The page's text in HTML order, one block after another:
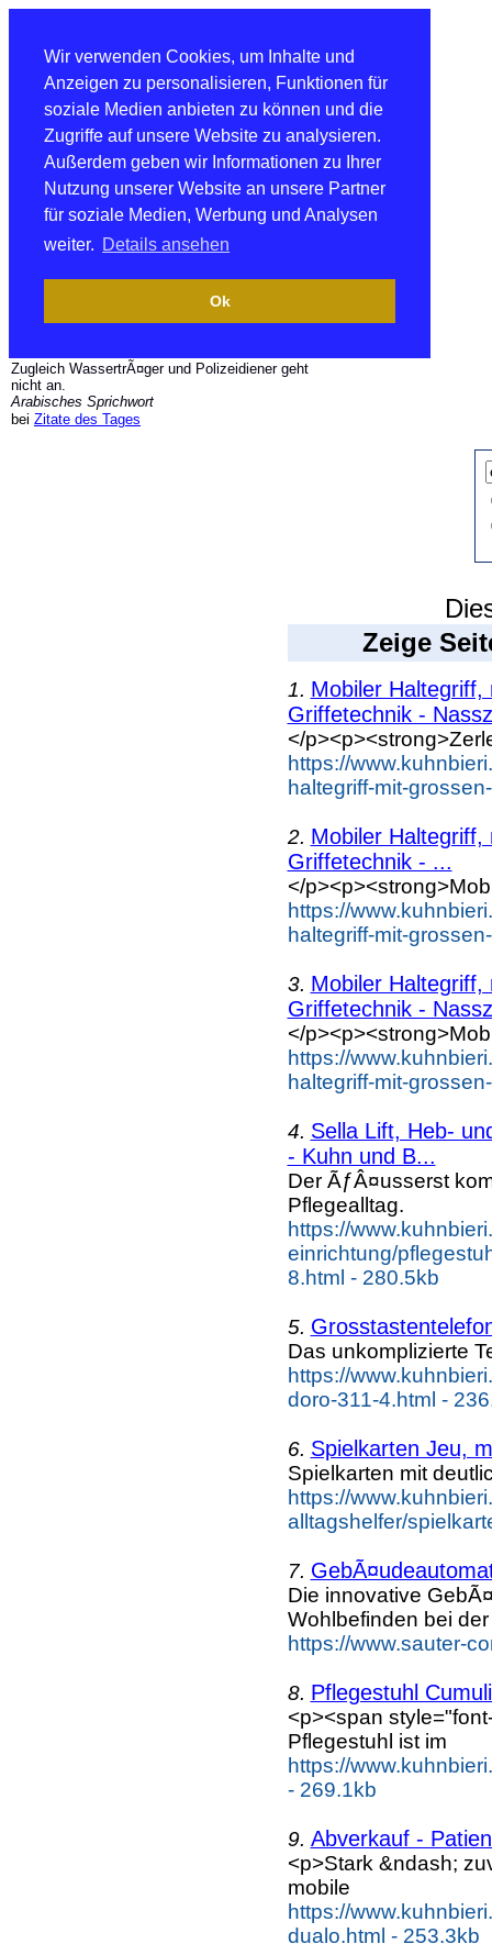
Wir verwenden Cookies, um Inhalte und
Anzeigen zu personalisieren, Funktionen für
soziale Medien anbieten zu können und die
Zugriffe auf unsere Website zu analysieren.
Außerdem geben wir Informationen zu Ihrer
Nutzung unserer Website an unsere Partner
für soziale Medien, Werbung und Analysen
weiter. Details ansehen
Ok
Zugleich WassertrÃ¤ger und Polizeidiener geht
nicht an.
Arabisches Sprichwort
bei Zitate des Tages
Zeige
1. Mobiler
Griffetechnik -
</
https://
haltegriff-mit-
2. Mobiler
Griffetechnik - ...
</
https://
haltegriff-mit-
3. Mobiler
Griffetechnik -
</
https://
haltegriff-mit-
4. Sella Lift, Heb-
- Kuhn und B...
Der ÃƒÂ¤usserst
Pflegealltag.
https://
einrichtung/
8.html - 280.5kb
5.
Das unkomplizierte
https://
doro-311-4.html -
6. Spielkarten Jeu,
Spielkarten mit
https://
alltagshelfer/
7.
Die innovative
Wohlbefinden bei der
https://www.sauter-
8. Pflegestuhl
<p><span
Pflegestuhl ist im
https://
- 269.1kb
9. Abverkauf -
<p>Stark &ndash;
mobile
https://
dualo.html - 253.3kb